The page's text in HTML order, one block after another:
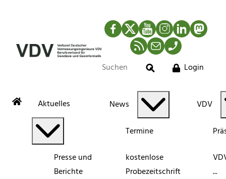
Facebook
TwitterYouTubeInstagram
LinkedIn
RSS-Newsfeed
MailTelefon
Suche
Login
Aktuelles
Presse und
Berichte
News
Termine
kostenlose
Probezeitschrift
VDV
...